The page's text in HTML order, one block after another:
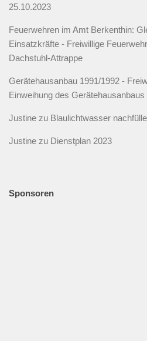
25.10.2023
Feuerwehren im Amt Berkenthin:
Einsatzkräfte - Freiwillige
Dachstuhl-Attrappe
Gerätehausanbau 1991/1992 -
Einweihung des Gerätehausanbaus
Justine zu Blaulichtwasser
Justine zu Dienstplan 2023
Sponsoren